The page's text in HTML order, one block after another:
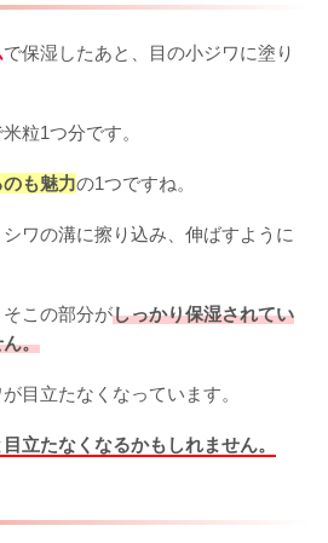
で保湿したあと、目の小ジワに塗り
粒1つ分です。
も魅力の1つですね。
ワの溝に擦り込み、伸ばすように
この部分がしっかり保湿されてい
。
目立たなくなっています。
立たなくなるかもしれません。